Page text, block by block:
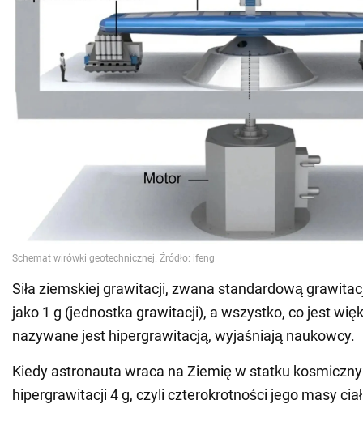
Siła ziemskiej grawitacji, zwana standardową
jako 1 g (jednostka grawitacji), a wszystko, co jest
nazywane jest hipergrawitacją, wyjaśniają naukowcy.
Kiedy astronauta wraca na Ziemię w statku
hipergrawitacji 4 g, czyli czterokrotności jego masy